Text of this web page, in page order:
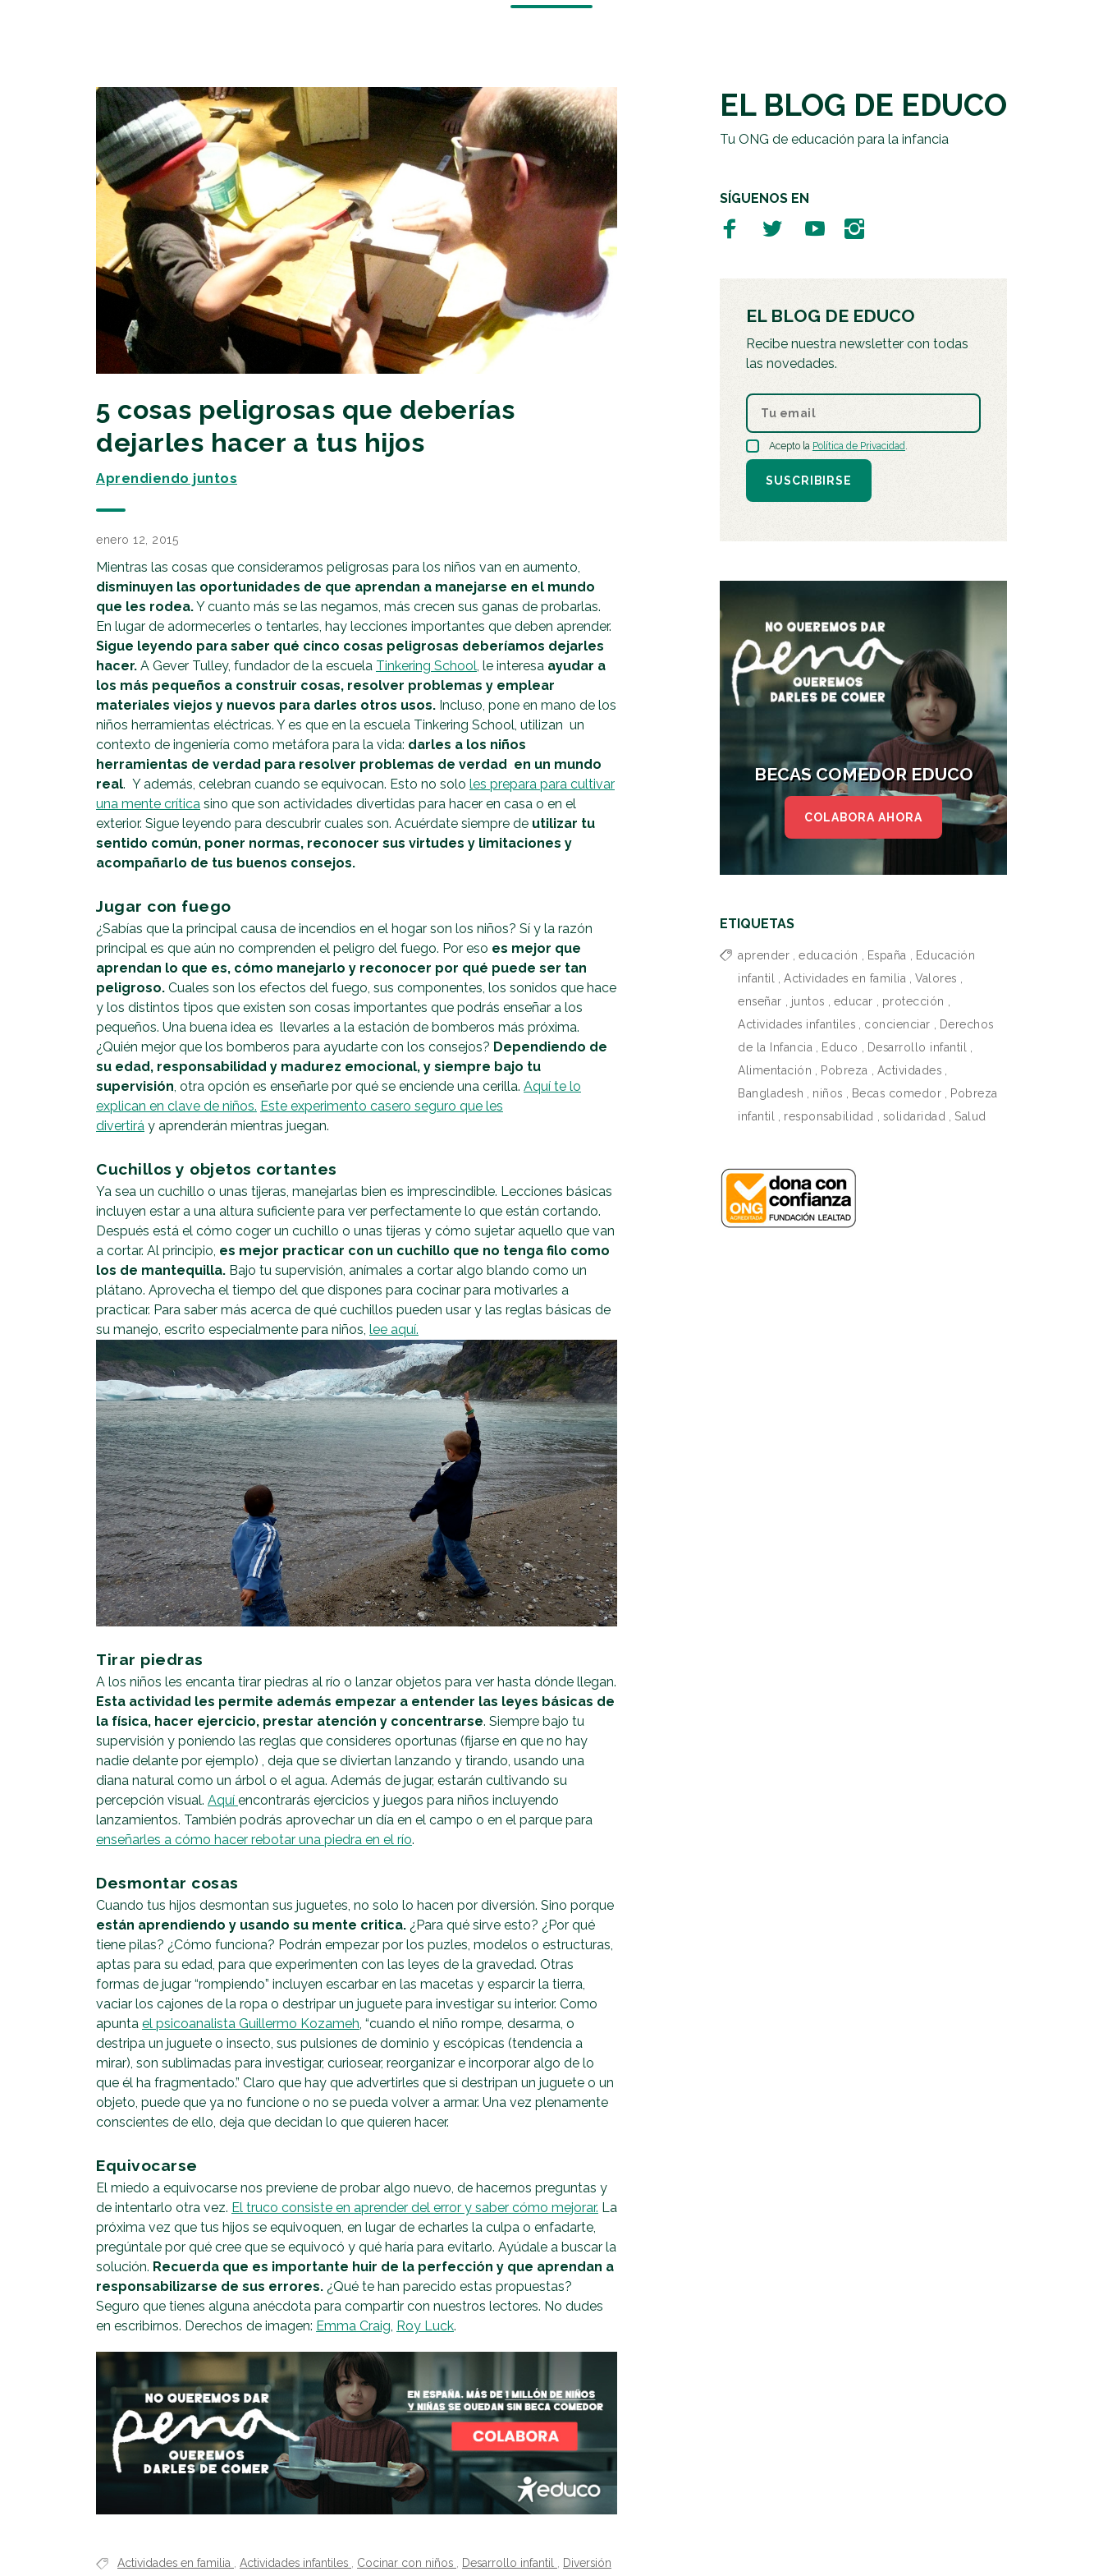
EMPRESAS SOLIDARIAS
TESTAMENTO SOLIDARIO
5 cosas peligrosas que deberías
dejarles hacer a tus hijos
Aprendiendo juntos
enero 12, 2015
Mientras las cosas que consideramos peligrosas para los niños van en aumento,
disminuyen las oportunidades de que aprendan a manejarse en el mundo
que les rodea.Y cuanto más se las negamos, más crecen sus ganas de probarlas.
En lugar de adormecerles o tentarles, hay lecciones importantes que deben aprender.
Sigue leyendo para saber qué cinco cosas peligrosas deberíamos dejarles
hacer. A Gever Tulley, fundador de la escuela Tinkering School, le interesa ayudar a
los más pequeños a construir cosas, resolver problemas y emplear
materiales viejos y nuevos para darles otros usos. Incluso, pone en mano de los
niños herramientas eléctricas. Y es que en la escuela Tinkering School, utilizan un
contexto de ingeniería como metáfora para la vida: darles a los niños
herramientas de verdad para resolver problemas de verdad en un mundo
real. Y además, celebran cuando se equivocan. Esto no solo les prepara para cultivar
una mente crítica sino que son actividades divertidas para hacer en casa o en el
exterior. Sigue leyendo para descubrir cuales son. Acuérdate siempre de utilizar tu
sentido común, poner normas, reconocer sus virtudes y limitaciones y
acompañarlo de tus buenos consejos.
Jugar con fuego
¿Sabías que la principal causa de incendios en el hogar son los niños? Sí y la razón
principal es que aún no comprenden el peligro del fuego. Por eso es mejor que
aprendan lo que es, cómo manejarlo y reconocer por qué puede ser tan
peligroso. Cuales son los efectos del fuego, sus componentes, los sonidos que hace
y los distintos tipos que existen son cosas importantes que podrás enseñar a los
pequeños. Una buena idea es llevarles a la estación de bomberos más próxima.
¿Quién mejor que los bomberos para ayudarte con los consejos? Dependiendo de
su edad, responsabilidad y madurez emocional, y siempre bajo tu
supervisión, otra opción es enseñarle por qué se enciende una cerilla. Aquí te lo
explican en clave de niños. Este experimento casero seguro que les
divertirá y aprenderán mientras juegan.
Cuchillos y objetos cortantes
Ya sea un cuchillo o unas tijeras, manejarlas bien es imprescindible. Lecciones básicas
incluyen estar a una altura suficiente para ver perfectamente lo que están cortando.
Después está el cómo coger un cuchillo o unas tijeras y cómo sujetar aquello que van
a cortar. Al principio, es mejor practicar con un cuchillo que no tenga filo como
los de mantequilla. Bajo tu supervisión, anímales a cortar algo blando como un
plátano. Aprovecha el tiempo del que dispones para cocinar para motivarles a
practicar. Para saber más acerca de qué cuchillos pueden usar y las reglas básicas de
su manejo, escrito especialmente para niños, lee aquí.
Tirar piedras
A los niños les encanta tirar piedras al río o lanzar objetos para ver hasta dónde llegan.
Esta actividad les permite además empezar a entender las leyes básicas de
la física, hacer ejercicio, prestar atención y concentrarse. Siempre bajo tu
supervisión y poniendo las reglas que consideres oportunas (fijarse en que no hay
nadie delante por ejemplo) , deja que se diviertan lanzando y tirando, usando una
diana natural como un árbol o el agua. Además de jugar, estarán cultivando su
percepción visual. Aquí encontrarás ejercicios y juegos para niños incluyendo
lanzamientos. También podrás aprovechar un día en el campo o en el parque para
enseñarles a cómo hacer rebotar una piedra en el río.
Desmontar cosas
Cuando tus hijos desmontan sus juguetes, no solo lo hacen por diversión. Sino porque
están aprendiendo y usando su mente critica. ¿Para qué sirve esto? ¿Por qué
tiene pilas? ¿Cómo funciona? Podrán empezar por los puzles, modelos o estructuras,
aptas para su edad, para que experimenten con las leyes de la gravedad. Otras
formas de jugar “rompiendo” incluyen escarbar en las macetas y esparcir la tierra,
vaciar los cajones de la ropa o destripar un juguete para investigar su interior. Como
apunta el psicoanalista Guillermo Kozameh , “cuando el niño rompe, desarma, o
destripa un juguete o insecto, sus pulsiones de dominio y escópicas (tendencia a
mirar), son sublimadas para investigar, curiosear, reorganizar e incorporar algo de lo
que él ha fragmentado.” Claro que hay que advertirles que si destripan un juguete o un
objeto, puede que ya no funcione o no se pueda volver a armar. Una vez plenamente
conscientes de ello, deja que decidan lo que quieren hacer.
Equivocarse
El miedo a equivocarse nos previene de probar algo nuevo, de hacernos preguntas y
de intentarlo otra vez. El truco consiste en aprender del error y saber cómo mejorar. La
próxima vez que tus hijos se equivoquen, en lugar de echarles la culpa o enfadarte,
pregúntale por qué cree que se equivocó y qué haría para evitarlo. Ayúdale a buscar la
solución. Recuerda que es importante huir de la perfección y que aprendan a
responsabilizarse de sus errores. ¿Qué te han parecido estas propuestas?
Seguro que tienes alguna anécdota para compartir con nuestros lectores. No dudes
en escribirnos. Derechos de imagen: Emma Craig Roy Luck.
Actividades en familia Actividades infantiles Cocinar con niños Desarrollo infantil
Diversión
EL BLOG DE EDUCO
Tu ONG de educación para la infancia
SÍGUENOS EN
EL BLOG DE EDUCO
Recibe nuestra newsletter con todas
las novedades.
Acepto la Política de Privacidad.
SUSCRIBIRSE
BECAS COMEDOR EDUCO
COLABORA AHORA
ETIQUETAS
aprender educación España
Educación
infantil
Actividades en familia Valores
enseñar
juntos educar protección
Actividades infantiles
concienciar
Derechos
de la Infancia
Educo Desarrollo infantil
Alimentación
Pobreza Actividades
Bangladesh
niños Becas comedor
Pobreza
infantil
responsabilidad solidaridad Salud